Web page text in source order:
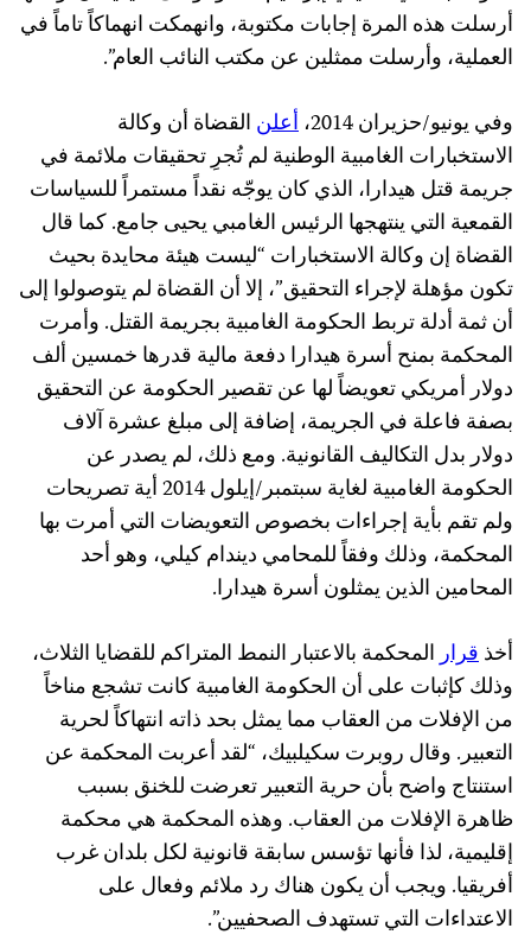
أرسلت هذه المرة إجابات مكتوبة، وانهمكت انهماكاً تاماً في
العملية، وأرسلت ممثلين عن مكتب النائب العام”.
وفي يونيو/حزيران 2014،
أعلن القضاة أن وكالة
الاستخبارات الغامبية الوطنية لم تُجرِ تحقيقات ملائمة في
جريمة قتل هيدارا، الذي كان يوجّه نقداً مستمراً للسياسات
القمعية التي ينتهجها الرئيس الغامبي يحيى جامع. كما قال
القضاة إن وكالة الاستخبارات “ليست هيئة محايدة بحيث
تكون مؤهلة لإجراء التحقيق”، إلا أن القضاة لم يتوصولوا إلى
أن ثمة أدلة تربط الحكومة الغامبية بجريمة القتل. وأمرت
المحكمة بمنح أسرة هيدارا دفعة مالية قدرها خمسين ألف
دولار أمريكي تعويضاً لها عن تقصير الحكومة عن التحقيق
بصفة فاعلة في الجريمة، إضافة إلى مبلغ عشرة آلاف
دولار بدل التكاليف القانونية. ومع ذلك، لم يصدر عن
الحكومة الغامبية لغاية سبتمبر/إيلول 2014 أية تصريحات
ولم تقم بأية إجراءات بخصوص التعويضات التي أمرت بها
المحكمة، وذلك وفقاً للمحامي ديندام كيلي، وهو أحد
المحامين الذين يمثلون أسرة هيدارا.
أخذقرارالمحكمة بالاعتبار النمط المتراكم للقضايا الثلاث،
وذلك كإثبات على أن الحكومة الغامبية كانت تشجع مناخاً
من الإفلات من العقاب مما يمثل بحد ذاته انتهاكاً لحرية
التعبير. وقال روبرت سكيلبيك، “لقد أعربت المحكمة عن
استنتاج واضح بأن حرية التعبير تعرضت للخنق بسبب
ظاهرة الإفلات من العقاب. وهذه المحكمة هي محكمة
إقليمية، لذا فأنها تؤسس سابقة قانونية لكل بلدان غرب
أفريقيا. ويجب أن يكون هناك رد ملائم وفعال على
الاعتداءات التي تستهدف الصحفيين”.